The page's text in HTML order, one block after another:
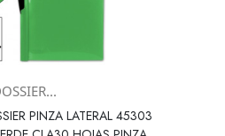
PINZA LATERAL 45303